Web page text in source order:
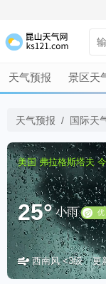
天气预报 景区天
天气预报 / 国际天
美国 弗拉格斯塔夫
25° 小雨
西南风 <3级 更